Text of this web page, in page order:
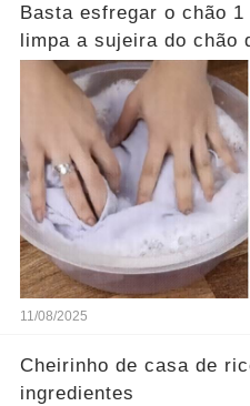
Basta esfregar o chão
limpa a sujeira do chão
11/08/2025
Cheirinho de casa de
ingredientes